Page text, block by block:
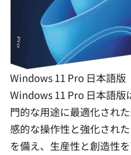
Windows 11 Pro 日本語版
Windows 11 Pro 日本語版
門的な用途に最適化され
感的な操作性と強化され
を備え、生産性と創造性